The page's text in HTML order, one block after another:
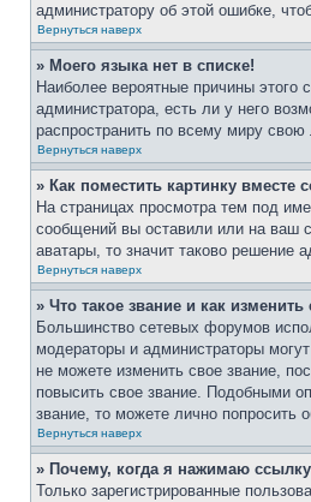
администратору об этой ошибке,
Вернуться наверх
» Моего языка нет в списке!
Наиболее вероятные причины
администратора, есть ли у него
распространить по всему миру
Вернуться наверх
» Как поместить картинку вместе
На страницах просмотра тем под
сообщений вы оставили или на ваш
аватары, то значит таково решение
Вернуться наверх
» Что такое звание и как изменить
Большинство сетевых форумов
модераторы и администраторы
не можете изменить свое звание,
повысить свое звание. Подобными
звание, то можете лично попросить
Вернуться наверх
» Почему, когда я нажимаю
Только зарегистрированные